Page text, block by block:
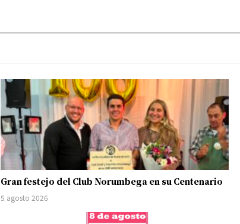
Gran festejo del Club Norumbega en su Centenario
5 agosto 2026